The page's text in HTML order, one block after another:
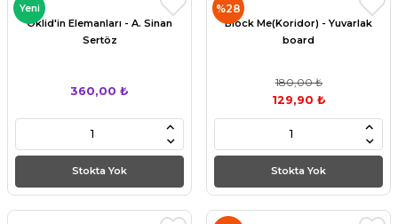
Yeni
Öklid'in Elemanları - A. Sinan
Sertöz
360,00 ₺
Stokta Yok
%28
Block Me(Koridor) - Yuvarlak
board
180,00 ₺
129,90 ₺
Stokta Yok